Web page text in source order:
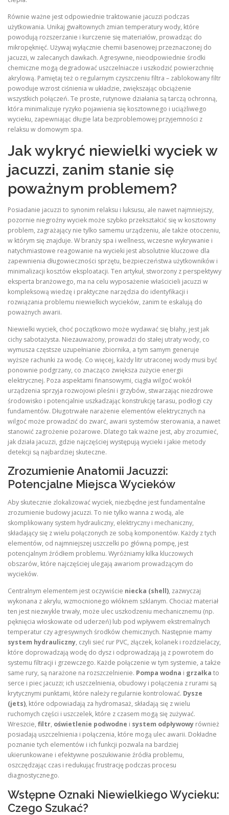
Równie ważne jest odpowiednie traktowanie jacuzzi podczas
użytkowania. Unikaj gwałtownych zmian temperatury wody, które
powodują rozszerzanie i kurczenie się materiałów, prowadząc do
mikropęknięć. Używaj wyłącznie chemii basenowej przeznaczonej do
jacuzzi, w zalecanych dawkach. Agresywne, nieodpowiednie środki
chemiczne mogą degradować uszczelniacze i uszkodzić powierzchnię
akrylową. Pamiętaj też o regularnym czyszczeniu filtra – zablokowany filtr
powoduje wzrost ciśnienia w układzie, zwiększając obciążenie
wszystkich połączeń. Te proste, rutynowe działania są tarczą ochronną,
która minimalizuje ryzyko pojawienia się kosztownego i uciążliwego
wycieku, zapewniając długie lata bezproblemowej przyjemności z
relaksu w domowym spa.
Jak wykryć niewielki wyciek w
jacuzzi, zanim stanie się
poważnym problemem?
Posiadanie jacuzzi to synonim relaksu i luksusu, ale nawet najmniejszy,
pozornie niegroźny wyciek może szybko przekształcić się w kosztowny
problem, zagrażający nie tylko samemu urządzeniu, ale także otoczeniu,
w którym się znajduje. W branży spa i wellness, wczesne wykrywanie i
natychmiastowe reagowanie na wycieki jest absolutnie kluczowe dla
zapewnienia długowieczności sprzętu, bezpieczeństwa użytkowników i
minimalizacji kosztów eksploatacji. Ten artykuł, stworzony z perspektywy
eksperta branżowego, ma na celu wyposażenie właścicieli jacuzzi w
kompleksową wiedzę i praktyczne narzędzia do identyfikacji i
rozwiązania problemu niewielkich wycieków, zanim te eskalują do
poważnych awarii.
Niewielki wyciek, choć początkowo może wydawać się błahy, jest jak
cichy sabotażysta. Niezauważony, prowadzi do stałej utraty wody, co
wymusza częstsze uzupełnianie zbiornika, a tym samym generuje
wyższe rachunki za wodę. Co więcej, każdy litr utraconej wody musi być
ponownie podgrzany, co znacząco zwiększa zużycie energii
elektrycznej. Poza aspektami finansowymi, ciągła wilgoć wokół
urządzenia sprzyja rozwojowi pleśni i grzybów, stwarzając niezdrowe
środowisko i potencjalnie uszkadzając konstrukcję tarasu, podłogi czy
fundamentów. Długotrwałe narażenie elementów elektrycznych na
wilgoć może prowadzić do zwarć, awarii systemów sterowania, a nawet
stanowić zagrożenie pożarowe. Dlatego tak ważne jest, aby zrozumieć,
jak działa jacuzzi, gdzie najczęściej występują wycieki i jakie metody
detekcji są najbardziej skuteczne.
Zrozumienie Anatomii Jacuzzi:
Potencjalne Miejsca Wycieków
Aby skutecznie zlokalizować wyciek, niezbędne jest fundamentalne
zrozumienie budowy jacuzzi. To nie tylko wanna z wodą, ale
skomplikowany system hydrauliczny, elektryczny i mechaniczny,
składający się z wielu połączonych ze sobą komponentów. Każdy z tych
elementów, od najmniejszej uszczelki po główną pompę, jest
potencjalnym źródłem problemu. Wyróżniamy kilka kluczowych
obszarów, które najczęściej ulegają awariom prowadzącym do
wycieków.
Centralnym elementem jest oczywiście niecka (shell), zazwyczaj
wykonana z akrylu, wzmocnionego włóknem szklanym. Chociaż materiał
ten jest niezwykle trwały, może ulec uszkodzeniu mechanicznemu (np.
pęknięcia włoskowate od uderzeń) lub pod wpływem ekstremalnych
temperatur czy agresywnych środków chemicznych. Następnie mamy
system hydrauliczny, czyli sieć rur PVC, złączek, kolanek i rozdzielaczy,
które doprowadzają wodę do dysz i odprowadzają ją z powrotem do
systemu filtracji i grzewczego. Każde połączenie w tym systemie, a także
same rury, są narażone na rozszczelnienie. Pompa wodna i grzałka to
serce i piec jacuzzi; ich uszczelnienia, obudowy i połączenia z rurami są
krytycznymi punktami, które należy regularnie kontrolować. Dysze
(jets), które odpowiadają za hydromasaż, składają się z wielu
ruchomych części i uszczelek, które z czasem mogą się zużywać.
Wreszcie, filtr, oświetlenie podwodne i system odpływowy również
posiadają uszczelnienia i połączenia, które mogą ulec awarii. Dokładne
poznanie tych elementów i ich funkcji pozwala na bardziej
ukierunkowane i efektywne poszukiwanie źródła problemu,
oszczędzając czas i redukując frustrację podczas procesu
diagnostycznego.
Wstępne Oznaki Niewielkiego Wycieku:
Czego Szukać?